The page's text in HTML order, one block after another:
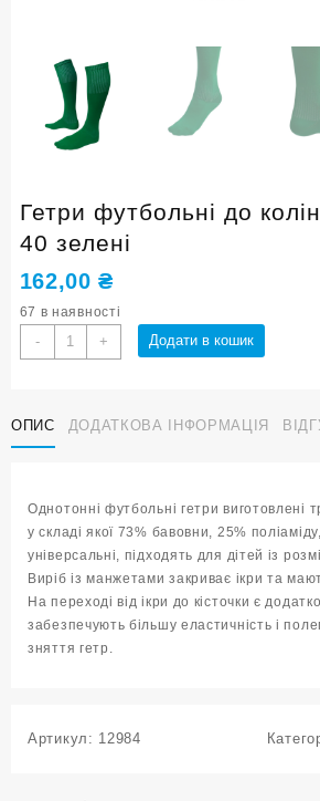
Гетри футбольні до
40 зелені
162,00₴
67 в наявності
-
Гетри
футбольні
розмір
38-
+ Додати в кошик
ОПИС ДОДАТКОВА ІНФОРМАЦІЯ
Однотонні футбольні гетри виготовлені
у складі якої 73% бавовни, 25%
універсальні, підходять для дітей із
Виріб із манжетами закриває ікри та
На переході від ікри до кісточки є
забезпечують більшу еластичність і
зняття гетр.
Артикул: 12984